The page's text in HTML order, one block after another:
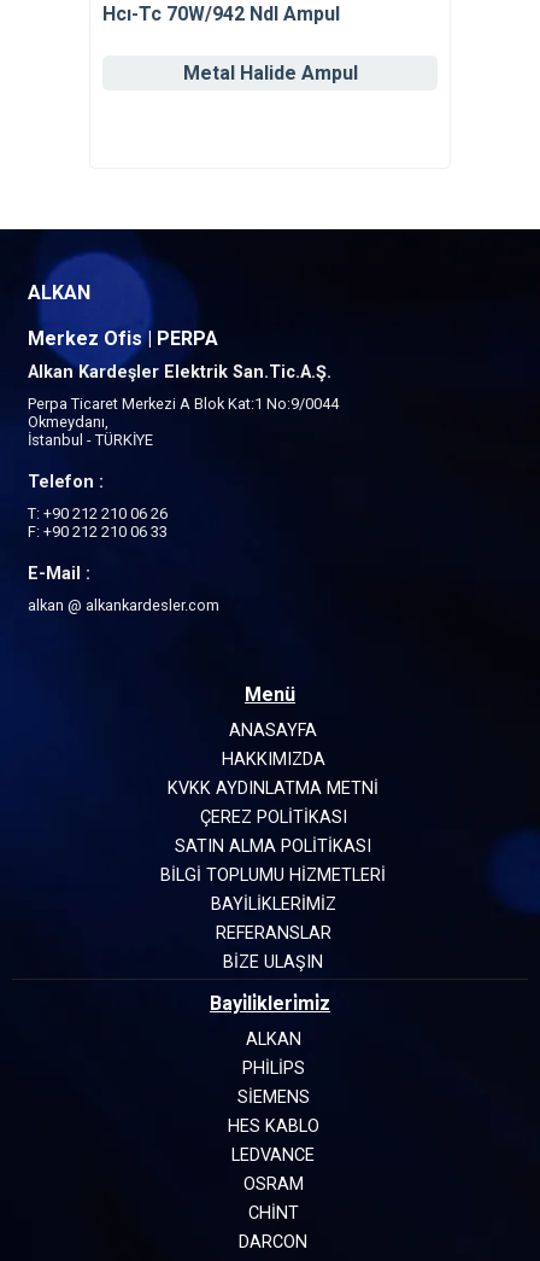
Hcı-Tc 70W/942 Ndl Ampul
Metal Halide Ampul
ALKAN
Merkez Ofis | PERPA
Alkan Kardeşler Elektrik San.Tic.A.Ş.
Perpa Ticaret Merkezi A Blok Kat:1 No:9/0044
Okmeydanı,
İstanbul - TÜRKİYE
Telefon :
T: +90 212 210 06 26
F: +90 212 210 06 33
E-Mail :
alkan @ alkankardesler.com
Menü
ANASAYFA
HAKKIMIZDA
KVKK AYDINLATMA METNİ
ÇEREZ POLİTİKASI
SATIN ALMA POLİTİKASI
BİLGİ TOPLUMU HİZMETLERİ
BAYİLİKLERİMİZ
REFERANSLAR
BİZE ULAŞIN
Bayi̇li̇kleri̇mi̇z
ALKAN
PHILIPS
SIEMENS
HES KABLO
LEDVANCE
OSRAM
CHINT
DARCON